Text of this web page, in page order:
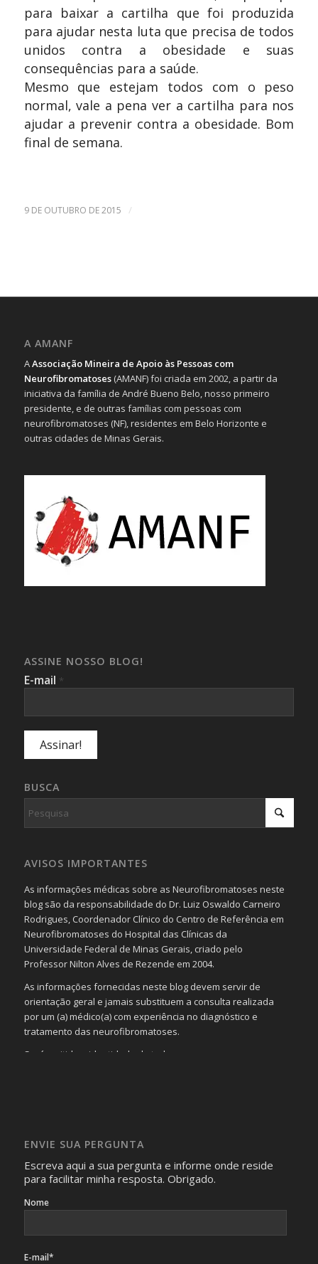
para baixar a cartilha que foi produzida
para ajudar nesta luta que precisa de todos
unidos contra a obesidade e suas
consequências para a saúde.
Mesmo que estejam todos com o peso
normal, vale a pena ver a cartilha para nos
ajudar a prevenir contra a obesidade. Bom
final de semana.
9 DE OUTUBRO DE 2015 /
A AMANF
AAssociação Mineira de Apoio às Pessoas com
Neurofibromatoses(AMANF) foi criada em 2002, a partir da
iniciativa da família de André Bueno Belo, nosso primeiro
presidente, e de outras famílias com pessoas com
neurofibromatoses (NF), residentes em Belo Horizonte e
outras cidades de Minas Gerais.
ASSINE NOSSO BLOG!
E-mail *
BUSCA
AVISOS IMPORTANTES
As informações médicas sobre as Neurofibromatoses neste
blog são da responsabilidade do Dr. Luiz Oswaldo Carneiro
Rodrigues, Coordenador Clínico do Centro de Referência em
Neurofibromatoses do Hospital das Clínicas da
Universidade Federal de Minas Gerais, criado pelo
Professor Nilton Alves de Rezende em 2004.
As informações fornecidas neste blog devem servir de
orientação geral e jamais substituem a consulta realizada
por um (a) médico(a) com experiência no diagnóstico e
tratamento das neurofibromatoses.
Será omitida a identidade de todas as pessoas que
identificação da pessoa fotografada.
ENVIE SUA PERGUNTA
Escreva aqui a sua pergunta e informe onde reside
para facilitar minha resposta. Obrigado.
Nome
E-mail*